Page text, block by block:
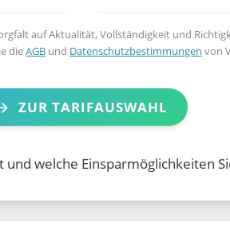
auf Aktualität, Vollständigkeit und
dieAGB und Datenschutzbestimmungen von
ZUR TARIFAUSWAHL
und welche Einsparmöglichkeiten